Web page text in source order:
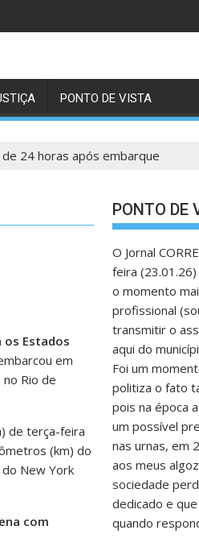
PONTO DE VISTA
24 horas após embarque
Estados
em
Rio de
de terça-feira
(km) do
New York
com
PONTO DE
O Jornal
feira
o momento
profissional
transmitir o
aqui do
Foi um
politiza o fato
pois na época
um possível
nas urnas, em
aos meus
sociedade
dedicado e
quando